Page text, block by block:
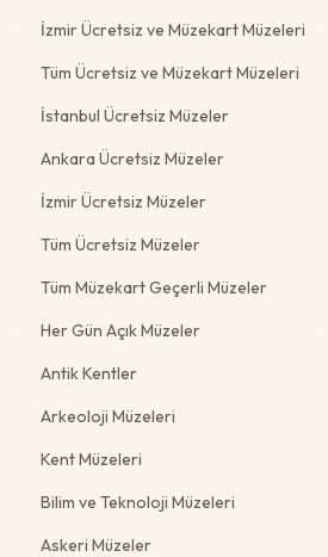
İzmir Ücretsiz ve Müzekart Müzeleri
Tüm Ücretsiz ve Müzekart Müzeleri
İstanbul Ücretsiz Müzeler
Ankara Ücretsiz Müzeler
İzmir Ücretsiz Müzeler
Tüm Ücretsiz Müzeler
Tüm Müzekart Geçerli Müzeler
Her Gün Açık Müzeler
Antik Kentler
Arkeoloji Müzeleri
Kent Müzeleri
Bilim ve Teknoloji Müzeleri
Askeri Müzeler